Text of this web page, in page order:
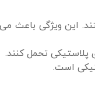
این ویژگی باعث
پلاستیکی تحمل کنند.
است.